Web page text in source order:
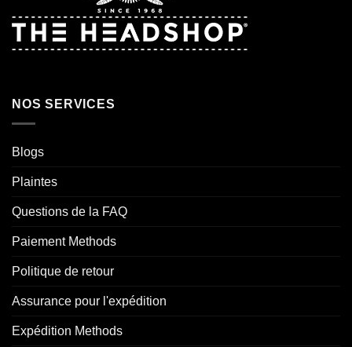
NOS SERVICES
Blogs
Plaintes
Questions de la FAQ
Paiement Methods
Politique de retour
Assurance pour l'expédition
Expédition Methods